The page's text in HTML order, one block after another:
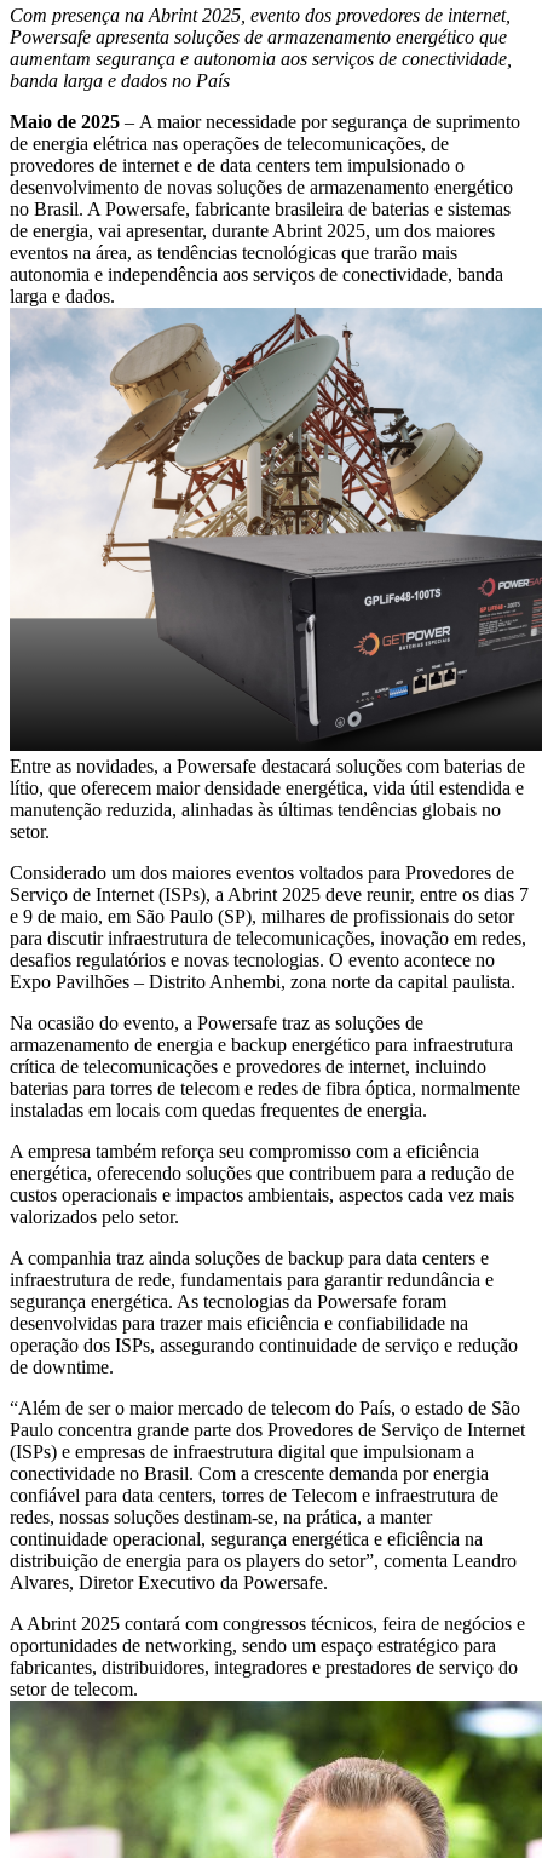
Com presença na Abrint 2025, evento dos provedores de internet,
Powersafe apresenta soluções de armazenamento energético que
aumentam segurança e autonomia aos serviços de conectividade,
banda larga e dados no País
Maio de 2025 – A maior necessidade por segurança de suprimento
de energia elétrica nas operações de telecomunicações, de
provedores de internet e de data centers tem impulsionado o
desenvolvimento de novas soluções de armazenamento energético
no Brasil. A Powersafe, fabricante brasileira de baterias e sistemas
de energia, vai apresentar, durante Abrint 2025, um dos maiores
eventos na área, as tendências tecnológicas que trarão mais
autonomia e independência aos serviços de conectividade, banda
larga e dados.
Entre as novidades, a Powersafe destacará soluções com baterias de
lítio, que oferecem maior densidade energética, vida útil estendida e
manutenção reduzida, alinhadas às últimas tendências globais no
setor.
Considerado um dos maiores eventos voltados para Provedores de
Serviço de Internet (ISPs), a Abrint 2025 deve reunir, entre os dias 7
e 9 de maio, em São Paulo (SP), milhares de profissionais do setor
para discutir infraestrutura de telecomunicações, inovação em redes,
desafios regulatórios e novas tecnologias. O evento acontece no
Expo Pavilhões – Distrito Anhembi, zona norte da capital paulista.
Na ocasião do evento, a Powersafe traz as soluções de
armazenamento de energia e backup energético para infraestrutura
crítica de telecomunicações e provedores de internet, incluindo
baterias para torres de telecom e redes de fibra óptica, normalmente
instaladas em locais com quedas frequentes de energia.
A empresa também reforça seu compromisso com a eficiência
energética, oferecendo soluções que contribuem para a redução de
custos operacionais e impactos ambientais, aspectos cada vez mais
valorizados pelo setor.
A companhia traz ainda soluções de backup para data centers e
infraestrutura de rede, fundamentais para garantir redundância e
segurança energética. As tecnologias da Powersafe foram
desenvolvidas para trazer mais eficiência e confiabilidade na
operação dos ISPs, assegurando continuidade de serviço e redução
de downtime.
“Além de ser o maior mercado de telecom do País, o estado de São
Paulo concentra grande parte dos Provedores de Serviço de Internet
(ISPs) e empresas de infraestrutura digital que impulsionam a
conectividade no Brasil. Com a crescente demanda por energia
confiável para data centers, torres de Telecom e infraestrutura de
redes, nossas soluções destinam-se, na prática, a manter
continuidade operacional, segurança energética e eficiência na
distribuição de energia para os players do setor”, comenta Leandro
Alvares, Diretor Executivo da Powersafe.
A Abrint 2025 contará com congressos técnicos, feira de negócios e
oportunidades de networking, sendo um espaço estratégico para
fabricantes, distribuidores, integradores e prestadores de serviço do
setor de telecom.